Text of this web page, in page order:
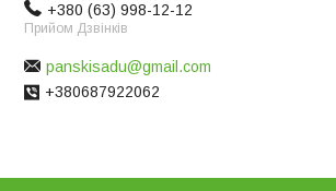
+380 (63) 998-12-12
Прийом Дзвінків
panskisadu@gmail.com
+380687922062